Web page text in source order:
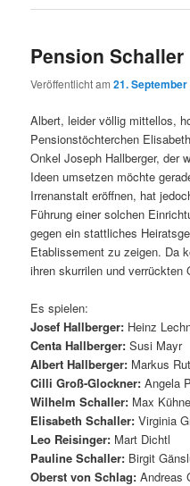
Pension Schaller
Veröffentlicht am21. September
Albert, leider völlig mittellos,
Pensionstöchterchen
Onkel Joseph Hallberger, der
Ideen umsetzen möchte
Irrenanstalt eröffnen, hat
Führung einer solchen
gegen ein stattliches
Etablissement zu zeigen. Da
ihren skurrilen und
Es spielen:
Josef Hallberger: Heinz
Centa Hallberger: Susi Mayr
Albert Hallberger: Markus
Cilli Groß-Glockner: Angela
Wilhelm Schaller: Max
Elisabeth Schaller: Virginia
Leo Reisinger: Mart Dichtl
Pauline Schaller: Birgit
Oberst von Schlag: Andreas